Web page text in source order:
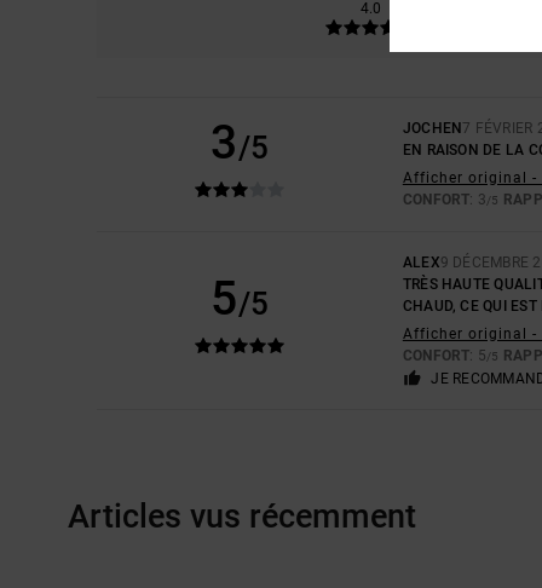
4.0
3/5
JOCHEN 7 FÉVRIER
EN RAISON DE LA
Afficher original -
CONFORT: 3/5
5/5
ALEX9 DÉCEMBRE
TRÈS HAUTE
CHAUD, CE QUI
Afficher original -
CONFORT: 5/5
JE
Articles vus récemment